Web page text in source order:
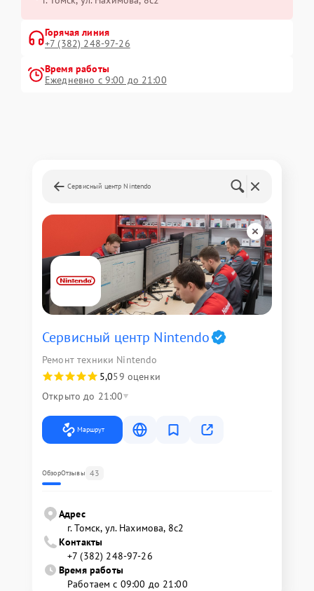
Горячая линия
+7 (382) 248-97-26
Время работы
Ежедневно с 9:00 до 21:00
Сервисный центр Nintendo
Сервисный центр Nintendo
Ремонт техники Nintendo
5,059 оценки
Открыто до 21:00
Маршрут
ОбзорОтзывы 43
Адрес
г. Томск, ул. Нахимова, 8с2
Контакты
+7 (382) 248-97-26
Время работы
Работаем с 09:00 до 21:00